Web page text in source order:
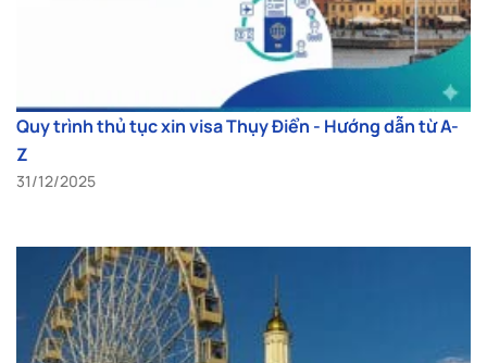
Quy trình thủ tục xin visa Thụy Điển - Hướng dẫn từ A-
Z
31/12/2025